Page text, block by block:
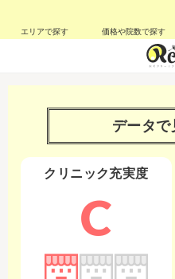
エリアで探す 価格や院数で探す
データで
クリニック充実度
C